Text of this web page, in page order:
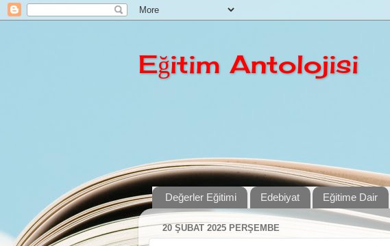
Eğitim Antolojisi
Değerler Eğitimi Edebiyat Eğitime Dair
20 ŞUBAT 2025 PERŞEMBE